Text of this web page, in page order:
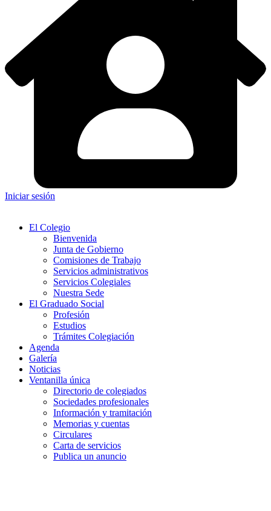
Iniciar sesión
El Colegio
Bienvenida
Junta de Gobierno
Comisiones de Trabajo
Servicios administrativos
Servicios Colegiales
Nuestra Sede
El Graduado Social
Profesión
Estudios
Trámites Colegiación
Agenda
Galería
Noticias
Ventanilla única
Directorio de colegiados
Sociedades profesionales
Información y tramitación
Memorias y cuentas
Circulares
Carta de servicios
Publica un anuncio